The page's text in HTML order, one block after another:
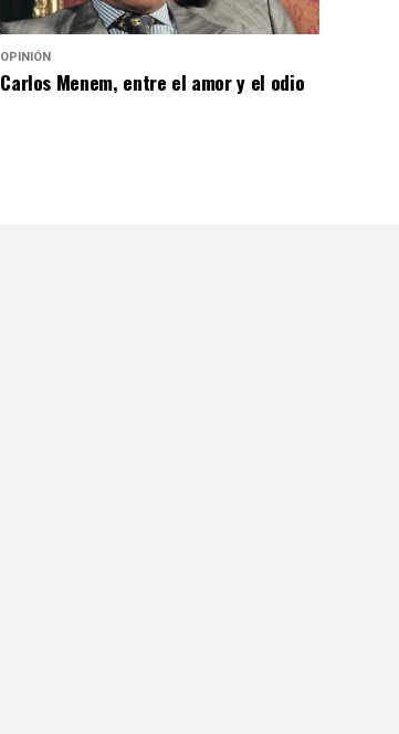
OPINIÓN
Carlos Menem, entre el amor y el odio